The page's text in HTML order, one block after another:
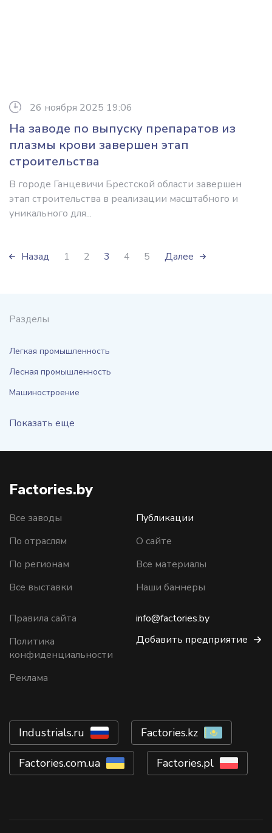
26 ноября 2025 19:06
На заводе по выпуску препаратов из
плазмы крови завершен этап
строительства
В городе Ганцевичи Брестской области завершен
этап строительства в реализации масштабного и
уникального для...
Назад 1 2 3 4 5 Далее
Разделы
Легкая промышленность
Лесная промышленность
Машиностроение
Показать еще
Factories.by
Все заводы
По отраслям
По регионам
Все выставки
Публикации
О сайте
Все материалы
Наши баннеры
Правила сайта
Политика
конфиденциальности
Реклама
info@factories.by
Добавить предприятие
Industrials.ru Factories.kz
Factories.com.ua Factories.pl